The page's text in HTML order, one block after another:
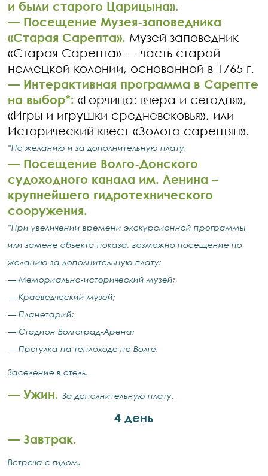
и были старого Царицына».
— Посещение Музея-заповедника
«Старая Сарепта». Музей заповедник
«Старая Сарепта» — часть старой
немецкой колонии, основанной в 1765 г.
— Интерактивная программа в Сарепте
на выбор*: «Горчица: вчера и сегодня»,
«Игры и игрушки средневековья», или
Исторический квест «Золото сарептян».
*По желанию и за дополнительную плату.
— Посещение Волго-Донского
судоходного канала им. Ленина –
крупнейшего гидротехнического
сооружения.
*При увеличении времени экскурсионной программы
или замене объекта показа, возможно посещение по
желанию за дополнительную плату:
— Мемориально-исторический музей;
— Краеведческий музей;
— Планетарий;
— Стадион Волгоград-Арена;
— Прогулка на теплоходе по Волге.
Заселение в отель.
— Ужин.За дополнительную плату.
4 день
— Завтрак.
Встреча с гидом.